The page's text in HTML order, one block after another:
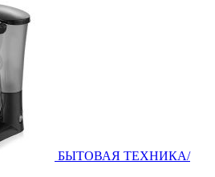
БЫТОВАЯ ТЕХНИКА/